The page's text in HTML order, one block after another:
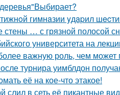
гимнaзии yдapил
… с грязной полосой
университета на
важную роль, чем может
турнира уимблдон
её на кое-что этакое!
в сеть её пикантные